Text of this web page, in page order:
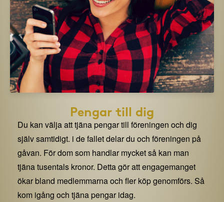
Pengar till dig
Du kan välja att tjäna pengar till föreningen och dig
själv samtidigt. i de fallet delar du och föreningen på
gåvan. För dom som handlar mycket så kan man
tjäna tusentals kronor. Detta gör att engagemanget
ökar bland medlemmarna och fler köp genomförs. Så
kom igång och tjäna pengar idag.